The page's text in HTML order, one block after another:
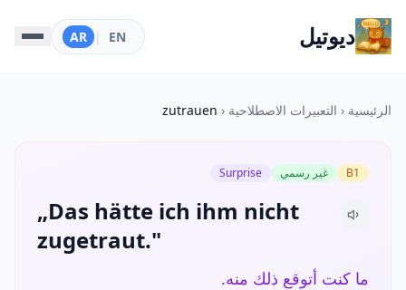
ديوتيل EN
|
AR
الرئيسية ‹ التعبيرات الاصطلاحية ‹
zutrauen
B1 غير رسمي Surprise
„Das hätte ich ihm nicht
zugetraut."
ما كنت أتوقع ذلك منه.